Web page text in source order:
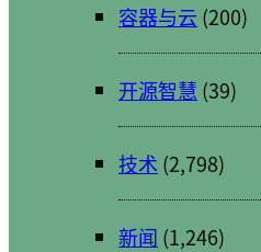
容器与云 (200)
开源智慧 (39)
技术 (2,798)
新闻 (1,246)